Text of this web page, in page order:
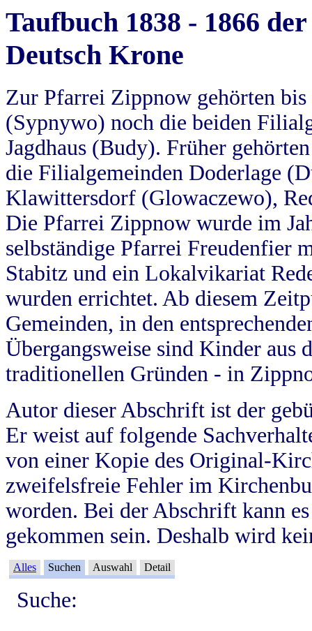
Taufbuch 1838 - 1866
Deutsch Krone
Zur Pfarrei Zippnow gehörten
(Sypnywo) noch die beiden
Jagdhaus (Budy). Früher
die Filialgemeinden Doderlage
Klawittersdorf (Glowaczewo),
Die Pfarrei Zippnow wurde im
selbständige Pfarrei Freudenfier
Stabitz und ein Lokalvikariat
wurden errichtet. Ab diesem
Gemeinden, in den
Übergangsweise sind Kinder aus
traditionellen Gründen - in
Autor dieser Abschrift ist der
Er weist auf folgende
von einer Kopie des Original-
zweifelsfreie Fehler im
worden. Bei der Abschrift kann
gekommen sein. Deshalb wird
Alles Suchen Auswahl Detail
Suche: